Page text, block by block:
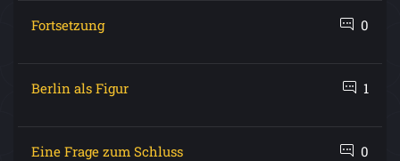
Fortsetzung 0
Berlin als Figur 1
Eine Frage zum Schluss 0